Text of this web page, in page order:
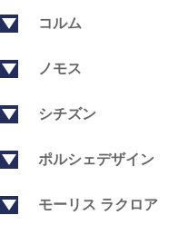
コルム
ノモス
シチズン
ポルシェデザイン
モーリス ラクロア